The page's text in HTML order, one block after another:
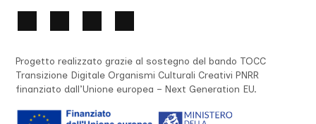
Progetto realizzato grazie al sostegno del bando TOCC
Transizione Digitale Organismi Culturali Creativi PNRR
finanziato dall’Unione europea – Next Generation EU.